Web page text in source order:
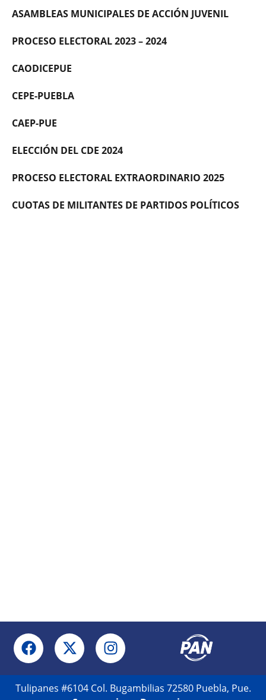
ASAMBLEAS MUNICIPALES DE ACCIÓN JUVENIL
PROCESO ELECTORAL 2023 – 2024
CAODICEPUE
CEPE-PUEBLA
CAEP-PUE
ELECCIÓN DEL CDE 2024
PROCESO ELECTORAL EXTRAORDINARIO 2025
CUOTAS DE MILITANTES DE PARTIDOS POLÍTICOS
Tulipanes #6104 Col. Bugambilias 72580 Puebla, Pue.